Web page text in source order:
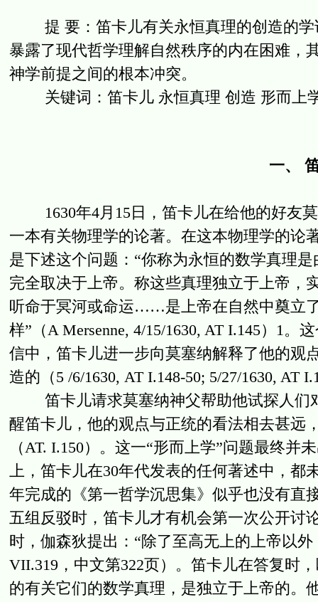
提 要：笛卡儿有关永恒真理的创造的学
暴露了现代哲学理解自然秩序的内在困难，
神学前提之间的根本冲突。
关键词：笛卡儿 永恒真理 创造 形而上
一、
1630年4月15日，笛卡儿在给他的好友莫
一本有关物理学的论著。在这本物理学的论
是下述这个问题：“你称为永恒的数学真理
完全取决于上帝。称这些真理独立于上帝，
听命于冥河或命运……是上帝在自然中奠立
样”（A Mersenne, 4/15/1630, AT I.145）1
信中，笛卡儿进一步向莫塞纳解释了他的观
造的（5 /6/1630, AT I.148-50; 5/27/1630, AT
笛卡儿请求莫塞纳神父帮助他试探人们
醒笛卡儿，他的观点与正统的看法相去甚远
（AT. I.150）。这一“形而上学”问题最终
上，笛卡儿在30年代发表的任何著述中，都
年完成的《第一哲学沉思集》似乎也没有直
五组反驳时，笛卡儿才有机会第一次公开讨
时，伽森狄提出：“除了至高无上的上帝以
VII.319，中文第322页）。笛卡儿在答复时
的有关它们的数学真理，是独立于上帝的。